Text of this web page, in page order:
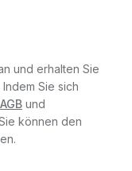
und erhalten Sie
Sie sich
AGB und
können den